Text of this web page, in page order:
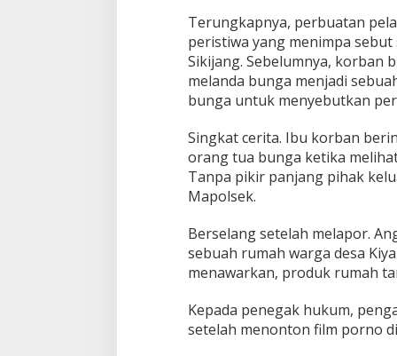
i
S
e
o
r
a
g
B
o
Terungkapnya, perbuatan
peristiwa yang menimpa
Sikijang. Sebelumnya, korban
melanda bunga menjadi
bunga untuk menyebutkan
Singkat cerita. Ibu korban
orang tua bunga ketika
Tanpa pikir panjang pihak
Mapolsek.
Berselang setelah melapor.
sebuah rumah warga desa
menawarkan, produk rumah
Kepada penegak hukum,
setelah menonton film porno